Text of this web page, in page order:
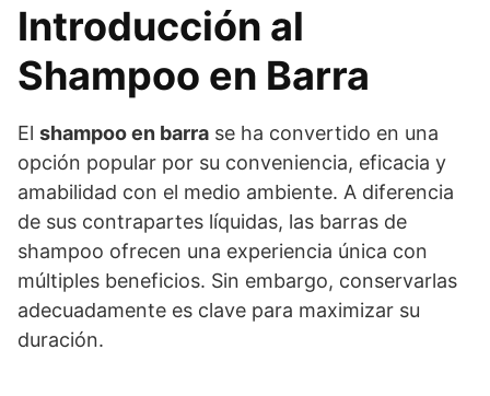
Introducción al
Shampoo en Barra
El shampoo en barra se ha convertido en una
opción popular por su conveniencia, eficacia y
amabilidad con el medio ambiente. A diferencia
de sus contrapartes líquidas, las barras de
shampoo ofrecen una experiencia única con
múltiples beneficios. Sin embargo, conservarlas
adecuadamente es clave para maximizar su
duración.